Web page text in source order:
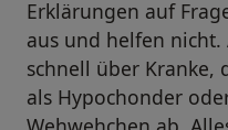
Erklärungen auf
aus und helfen
schnell über Kranke,
als Hypochonder